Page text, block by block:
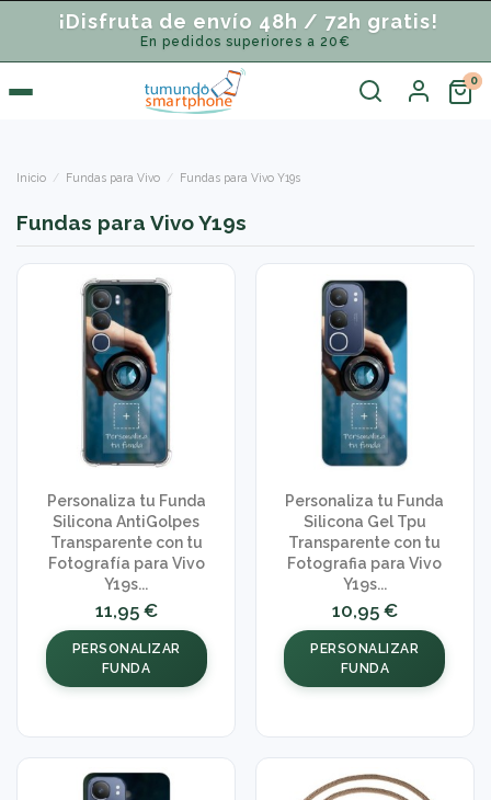
¡Disfruta de envío 48h / 72h gratis!
En pedidos superiores a 20€
Inicio Fundas para Vivo Fundas para Vivo Y19s
Fundas para Vivo Y19s
Personaliza tu Funda
Silicona AntiGolpes
Transparente con tu
Fotografía para Vivo
Y19s...
11,95 €
PERSONALIZAR
FUNDA
Personaliza tu Funda
Silicona Gel Tpu
Transparente con tu
Fotografia para Vivo
Y19s...
10,95 €
PERSONALIZAR
FUNDA